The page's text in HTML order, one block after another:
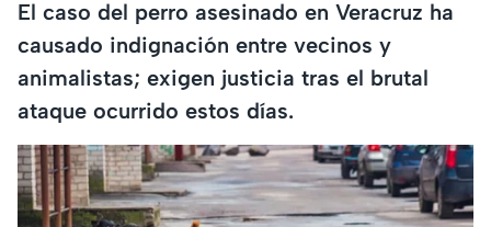
El caso del perro asesinado en Veracruz ha
causado indignación entre vecinos y
animalistas; exigen justicia tras el brutal
ataque ocurrido estos días.